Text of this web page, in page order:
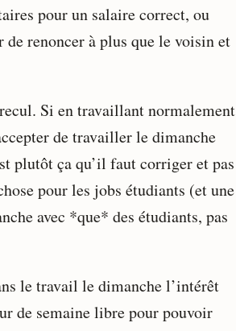
pour un salaire correct, ou
renoncer à plus que le voisin et
Si en travaillant normalement
de travailler le dimanche
plutôt ça qu’il faut corriger et pas
pour les jobs étudiants (et une
avec *que* des étudiants, pas
le travail le dimanche l’intérêt
de semaine libre pour pouvoir